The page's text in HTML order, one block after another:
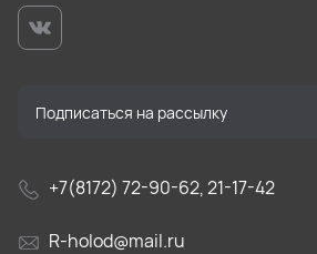
+7(8172) 72-90-62, 21-17-42
R-holod@mail.ru